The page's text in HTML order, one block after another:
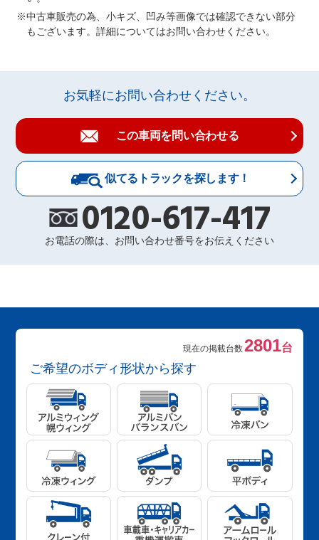
中古車販売の為、小キズ、凹み等画像では確認できない部分
もございます。詳細についてはお問い合わせください。
お気軽にお問い合わせください。
この車両を問い合わせる
似てるトラックを探します！
0120-617-417
お電話の際は、お問い合わせ番号をお伝えください
現在の掲載台数2801台
ご希望のボディ形状から探す